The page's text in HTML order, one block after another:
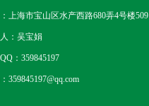
上海市宝山区水产西路680弄4号楼509
：吴宝娟
：359845197
359845197@qq.com